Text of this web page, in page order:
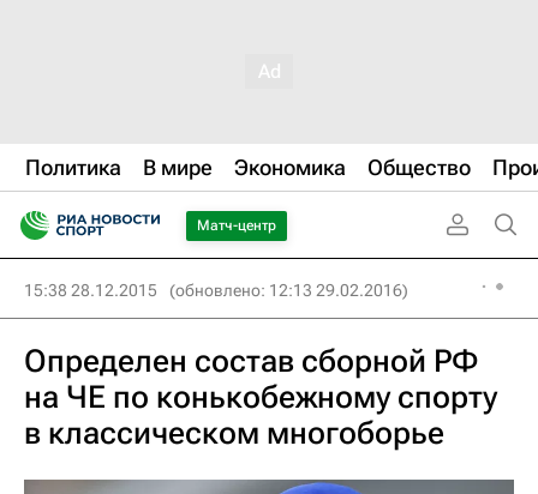
Политика В мире Экономика Общество
Матч-центр
15:38 28.12.2015 (обновлено: 12:13 29.02.2016)
Определен состав сборной РФ
на ЧЕ по конькобежному спорту
в классическом многоборье